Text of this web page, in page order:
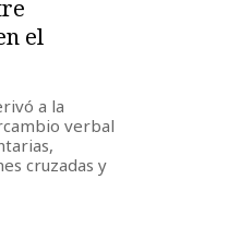
el
a la
verbal
cruzadas y